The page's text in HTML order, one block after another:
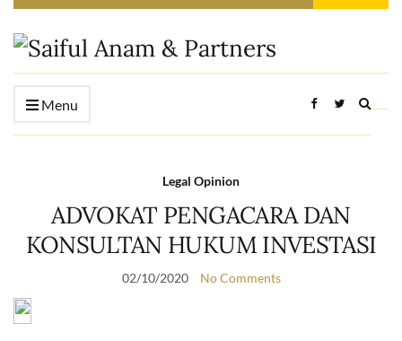
Menu
form
Legal Opinion
ADVOKAT PENGACARA DAN
KONSULTAN HUKUM INVESTASI
02/10/2020 No Comments